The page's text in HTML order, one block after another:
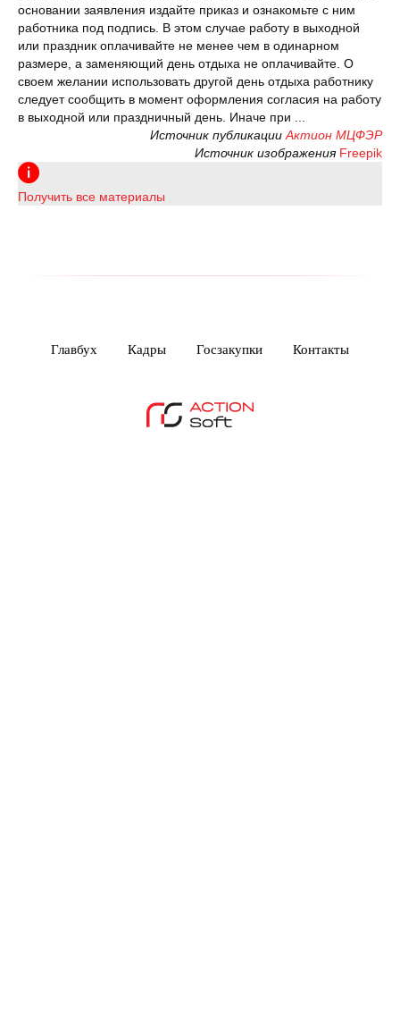
основании заявления издайте приказ и ознакомьте с ним
работника под подпись. В этом случае работу в выходной
или праздник оплачивайте не менее чем в одинарном
размере, а заменяющий день отдыха не оплачивайте. О
своем желании использовать другой день отдыха работнику
следует сообщить в момент оформления согласия на работу
в выходной или праздничный день. Иначе при ...
Источник публикации Актион МЦФЭР
Источник изображения Freepik
Получить все материалы
Главбух Кадры Госзакупки Контакты